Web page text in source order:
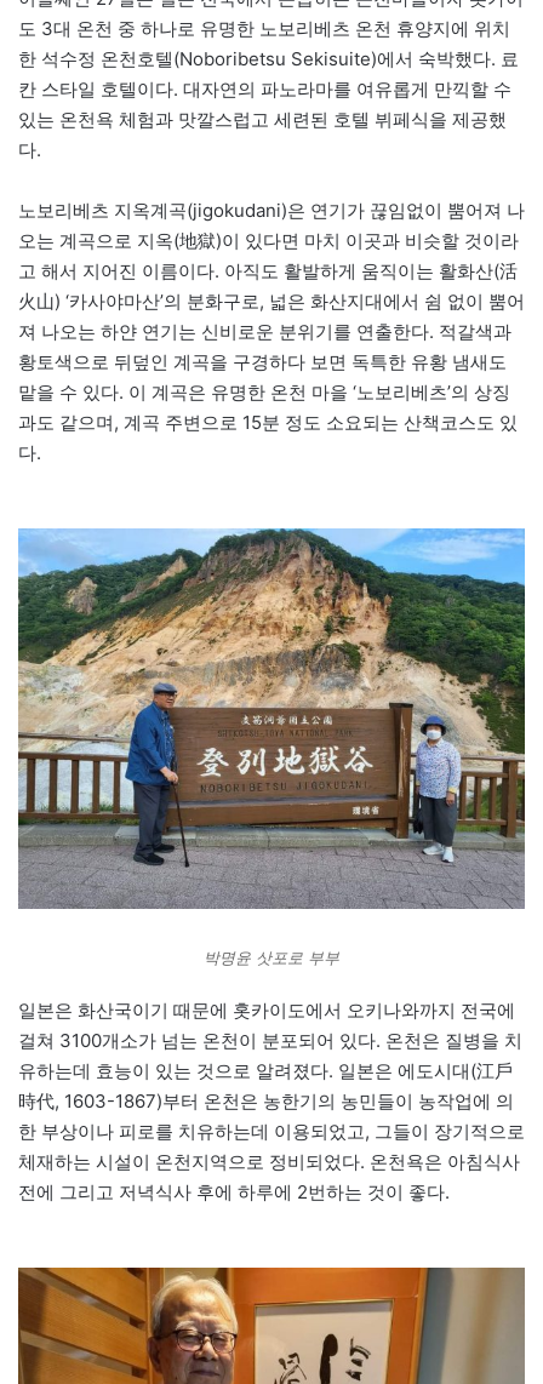
도 3대 온천 중 하나로 유명한 노보리베츠 온천 휴양지에 위치
한 석수정 온천호텔(Noboribetsu Sekisuite)에서 숙박했다. 료
칸 스타일 호텔이다. 대자연의 파노라마를 여유롭게 만끽할 수
있는 온천욕 체험과 맛깔스럽고 세련된 호텔 뷔페식을 제공했
다.
노보리베츠 지옥계곡(jigokudani)은 연기가 끊임없이 뿜어져 나
오는 계곡으로 지옥(地獄)이 있다면 마치 이곳과 비슷할 것이라
고 해서 지어진 이름이다. 아직도 활발하게 움직이는 활화산(活
火山) ‘카사야마산’의 분화구로, 넓은 화산지대에서 쉼 없이 뿜어
져 나오는 하얀 연기는 신비로운 분위기를 연출한다. 적갈색과
황토색으로 뒤덮인 계곡을 구경하다 보면 독특한 유황 냄새도
맡을 수 있다. 이 계곡은 유명한 온천 마을 ‘노보리베츠’의 상징
과도 같으며, 계곡 주변으로 15분 정도 소요되는 산책코스도 있
다.
박명윤 삿포로 부부
일본은 화산국이기 때문에 홋카이도에서 오키나와까지 전국에
걸쳐 3100개소가 넘는 온천이 분포되어 있다. 온천은 질병을 치
유하는데 효능이 있는 것으로 알려졌다. 일본은 에도시대(江戶
時代, 1603-1867)부터 온천은 농한기의 농민들이 농작업에 의
한 부상이나 피로를 치유하는데 이용되었고, 그들이 장기적으로
체재하는 시설이 온천지역으로 정비되었다. 온천욕은 아침식사
전에 그리고 저녁식사 후에 하루에 2번하는 것이 좋다.